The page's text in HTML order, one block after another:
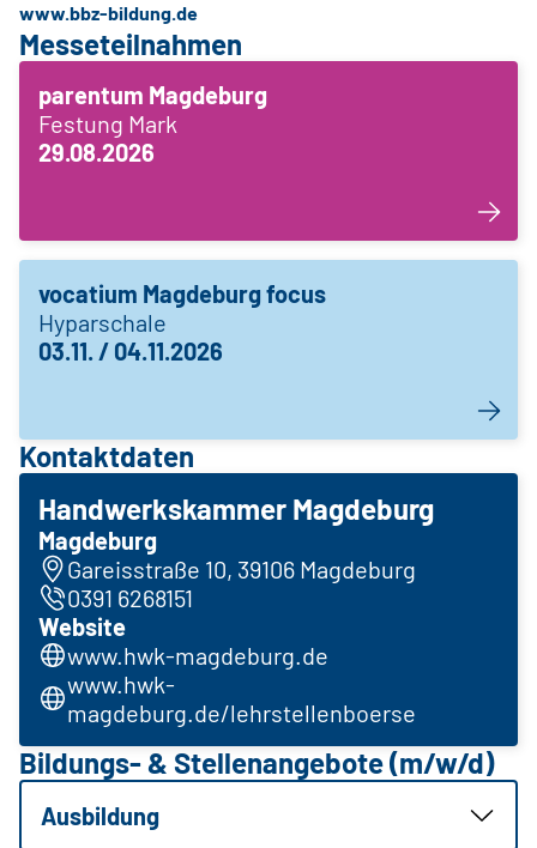
www.bbz-bildung.de
Messeteilnahmen
parentum Magdeburg
Festung Mark
29.08.2026
vocatium Magdeburg focus
Hyparschale
03.11. / 04.11.2026
Kontaktdaten
Handwerkskammer Magdeburg
Magdeburg
Gareisstraße 10, 39106 Magdeburg
0391 6268151
Website
www.hwk-magdeburg.de
www.hwk-
magdeburg.de/lehrstellenboerse
Bildungs- & Stellenangebote (m/w/d)
Ausbildung